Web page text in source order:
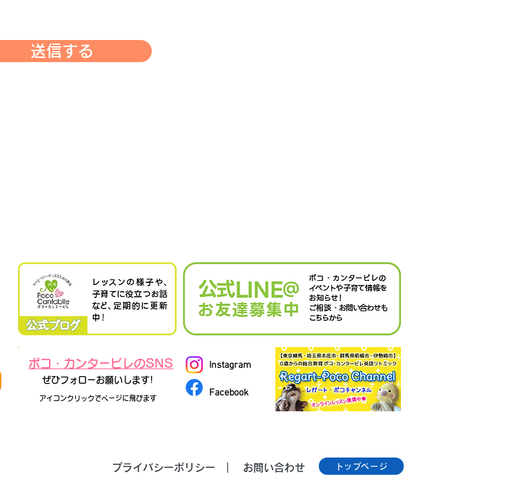
送信する
ポコ・カンタービレのSNS
ぜひフォローお願いします!
アイコンクリックでページに飛びます
Instagram
Facebook
プライバシーポリシー お問い合わせ トップページ